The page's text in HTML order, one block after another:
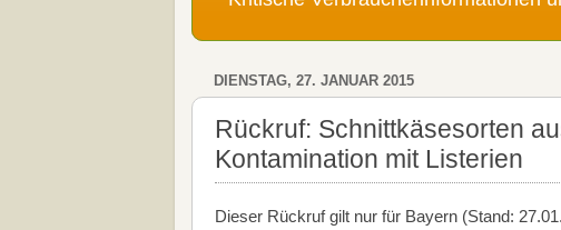
DIENSTAG, 27. JANUAR 2015
Rückruf: Schnittkäsesorten
Kontamination mit Listerien
Dieser Rückruf gilt nur für Bayern (Stand: